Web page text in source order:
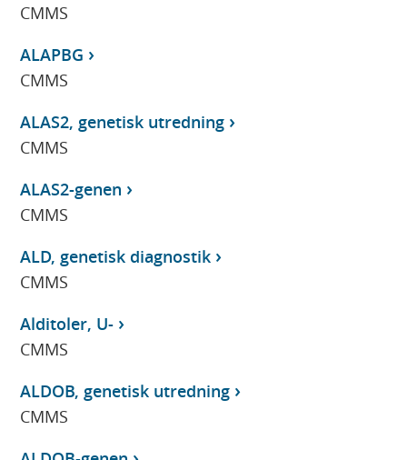
CMMS
ALAPBG
CMMS
ALAS2, genetisk utredning
CMMS
ALAS2-genen
CMMS
ALD, genetisk diagnostik
CMMS
Alditoler, U-
CMMS
ALDOB, genetisk utredning
CMMS